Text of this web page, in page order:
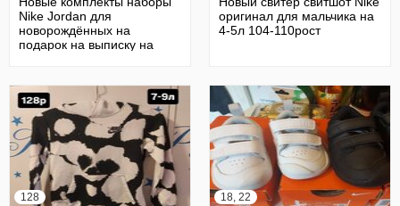
Nike Jordan для
новорождённых на
подарок на выписку на
оригинал для мальчика на
4-5л 104-110рост
128 18, 22